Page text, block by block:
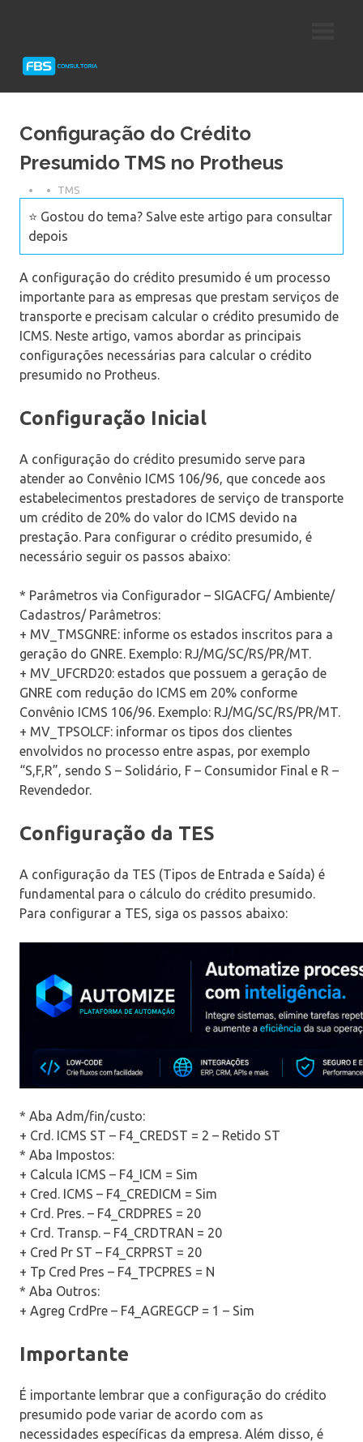
Protheus
Configuração do Crédito
Presumido TMS no Protheus
TMS
⭐ Gostou do tema? Salve este artigo para consultar
depois
A configuração do crédito presumido é um processo
importante para as empresas que prestam serviços de
transporte e precisam calcular o crédito presumido de
ICMS. Neste artigo, vamos abordar as principais
configurações necessárias para calcular o crédito
presumido no Protheus.
Configuração Inicial
A configuração do crédito presumido serve para
atender ao Convênio ICMS 106/96, que concede aos
estabelecimentos prestadores de serviço de transporte
um crédito de 20% do valor do ICMS devido na
prestação. Para configurar o crédito presumido, é
necessário seguir os passos abaixo:
* Parâmetros via Configurador – SIGACFG/ Ambiente/
Cadastros/ Parâmetros:
+ MV_TMSGNRE: informe os estados inscritos para a
geração do GNRE. Exemplo: RJ/MG/SC/RS/PR/MT.
+ MV_UFCRD20: estados que possuem a geração de
GNRE com redução do ICMS em 20% conforme
Convênio ICMS 106/96. Exemplo: RJ/MG/SC/RS/PR/MT.
+ MV_TPSOLCF: informar os tipos dos clientes
envolvidos no processo entre aspas, por exemplo
“S,F,R”, sendo S – Solidário, F – Consumidor Final e R –
Revendedor.
Configuração da TES
A configuração da TES (Tipos de Entrada e Saída) é
fundamental para o cálculo do crédito presumido.
Para configurar a TES, siga os passos abaixo:
* Aba Adm/fin/custo:
+ Crd. ICMS ST – F4_CREDST = 2 – Retido ST
* Aba Impostos:
+ Calcula ICMS – F4_ICM = Sim
+ Cred. ICMS – F4_CREDICM = Sim
+ Crd. Pres. – F4_CRDPRES = 20
+ Crd. Transp. – F4_CRDTRAN = 20
+ Cred Pr ST – F4_CRPRST = 20
+ Tp Cred Pres – F4_TPCPRES = N
* Aba Outros:
+ Agreg CrdPre – F4_AGREGCP = 1 – Sim
Importante
É importante lembrar que a configuração do crédito
presumido pode variar de acordo com as
necessidades específicas da empresa. Além disso, é